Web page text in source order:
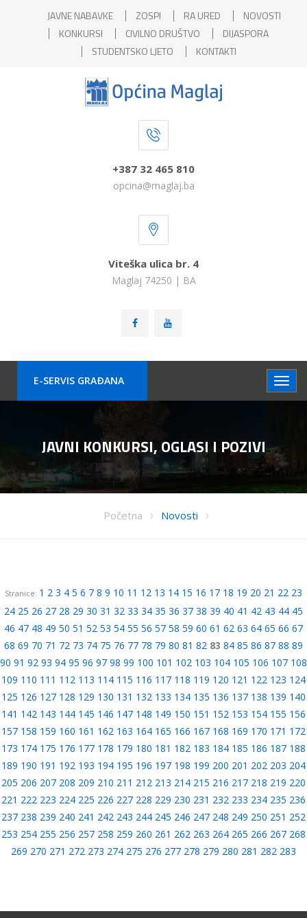
JAVNE NABAVKE ZOSPI RA URED
NOVOSTI
KONKURSI
CIVILNO DRUŠTVO
DIJASPORA
STUDENTSKO LJETO
KONTAKTI
+387 32 465 810
opcina@maglaj.ba
Viteška ulica br. 4
Maglaj 74250 | BA
E-SERVIS GRAÐANA
JAVNI KONKURSI, OGLASI I POZIVI
Početna Novosti
Stranice: 1 2 3 4 5 6 7 8 9 10 11 12 13 14 15 16 17 18 19 20 21 22 23
24 25 26 27 28 29 30 31 32 33 34 35 36 37 38 39 40 41 42 43 44 45
46 47 48 49 50 51 52 53 54 55 56 57 58 59 60 61 62 63 64 65 66 67
68 69 70 71 72 73 74 75 76 77 78 79 80 81 82 83 84 85 86 87 88 89
90 91 92 93 94 95 96 97 98 99 100 101 102 103 104 105 106 107 108
109 110 111 112 113 114 115 116 117 118 119 120 121 122 123 124
125 126 127 128 129 130 131 132 133 134 135 136 137 138 139 140
141 142 143 144 145 146 147 148 149 150 151 152 153 154 155 156
157 158 159 160 161 162 163 164 165 166 167 168 169 170 171 172
173 174 175 176 177 178 179 180 181 182 183 184 185 186 187 188
189 190 191 192 193 194 195 196 197 198 199 200 201 202 203 204
205 206 207 208 209 210 211 212 213 214 215 216 217 218 219 220
221 222 223 224 225 226 227 228 229 230 231 232 233 234 235 236
237 238 239 240 241 242 243 244 245 246 247 248 249 250 251 252
253 254 255 256 257 258 259 260 261 262 263 264 265 266 267 268
269 270 271 272 273 274 275 276 277 278 279 280 281 282 283